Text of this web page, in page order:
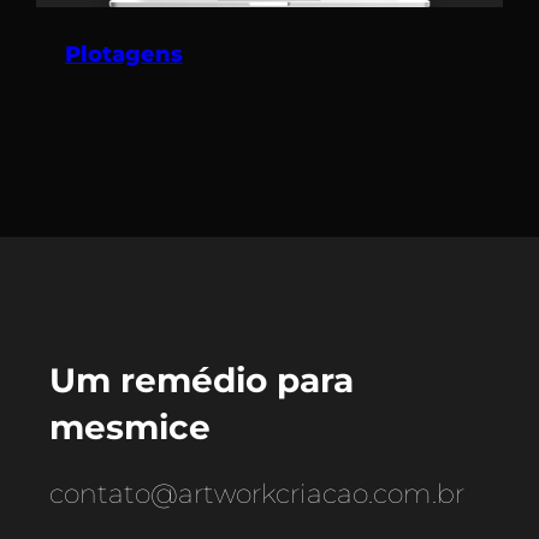
Plotagens
Um remédio para
mesmice
contato@artworkcriacao.com.br